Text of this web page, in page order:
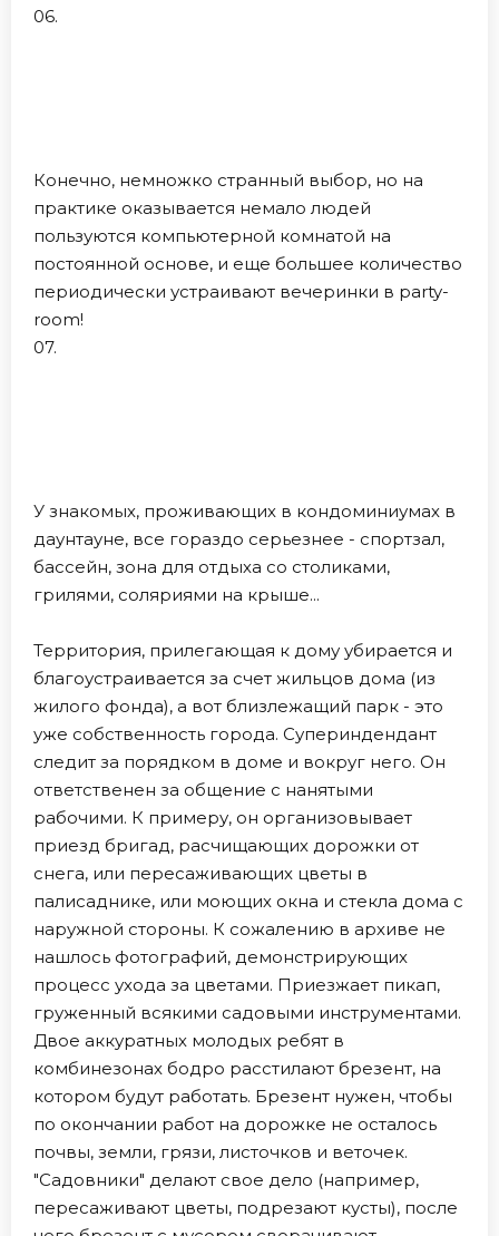
06.
Конечно, немножко странный выбор, но на
практике оказывается немало людей
пользуются компьютерной комнатой на
постоянной основе, и еще большее количество
периодически устраивают вечеринки в party-
room!
07.
У знакомых, проживающих в кондоминиумах в
даунтауне, все гораздо серьезнее - спортзал,
бассейн, зона для отдыха со столиками,
грилями, соляриями на крыше...
Территория, прилегающая к дому убирается и
благоустраивается за счет жильцов дома (из
жилого фонда), а вот близлежащий парк - это
уже собственность города. Супериндендант
следит за порядком в доме и вокруг него. Он
ответственен за общение с нанятыми
рабочими. К примеру, он организовывает
приезд бригад, расчищающих дорожки от
снега, или пересаживающих цветы в
палисаднике, или моющих окна и стекла дома с
наружной стороны. К сожалению в архиве не
нашлось фотографий, демонстрирующих
процесс ухода за цветами. Приезжает пикап,
груженный всякими садовыми инструментами.
Двое аккуратных молодых ребят в
комбинезонах бодро расстилают брезент, на
котором будут работать. Брезент нужен, чтобы
по окончании работ на дорожке не осталось
почвы, земли, грязи, листочков и веточек.
"Садовники" делают свое дело (например,
пересаживают цветы, подрезают кусты), после